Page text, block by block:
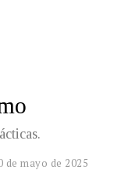
de mayo de 2025